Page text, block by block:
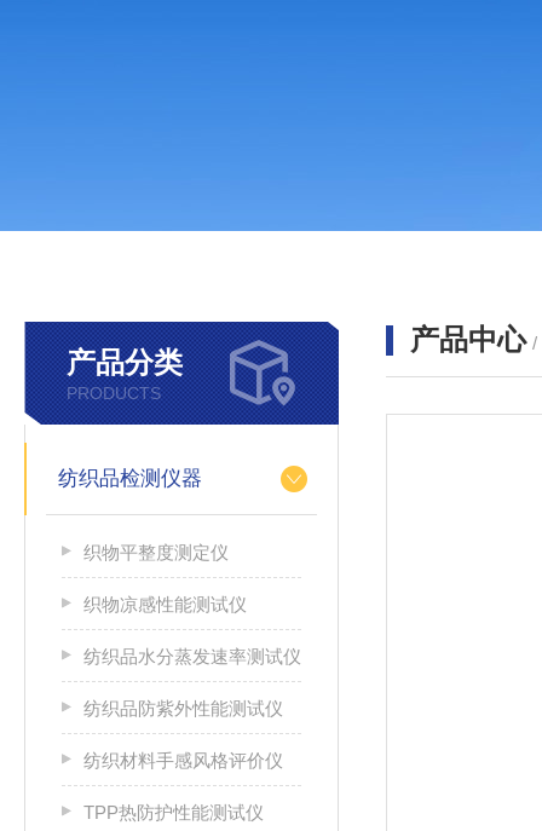
产品分类
PRODUCTS
纺织品检测仪器
织物平整度测定仪
织物凉感性能测试仪
纺织品水分蒸发速率测试仪
纺织品防紫外性能测试仪
纺织材料手感风格评价仪
TPP热防护性能测试仪
产品中心 /